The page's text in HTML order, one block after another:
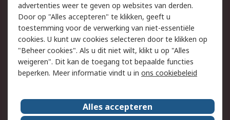
Wettelijk
Cookiebeleid
Email veiligheid
Privacybeleid
Websitevoorwaarden
Algemene
verkoopvoorwaarden
Over RS
advertenties weer te geven op websites van derden.
Door op "Alles accepteren" te klikken, geeft u
toestemming voor de verwerking van niet-essentiële
cookies. U kunt uw cookies selecteren door te klikken op
"Beheer cookies". Als u dit niet wilt, klikt u op "Alles
weigeren". Dit kan de toegang tot bepaalde functies
beperken. Meer informatie vindt u in ons cookiebeleid
Alles accepteren